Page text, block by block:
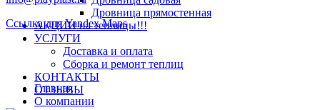
Дровница прямостенная
АКЦИИ на теплицы!!!
УСЛУГИ
Доставка и оплата
Сборка и ремонт теплиц
КОНТАКТЫ
ОТЗЫВЫ
Ссылка для Yandex Maps
Главная
О компании